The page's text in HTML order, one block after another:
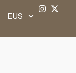
EUS